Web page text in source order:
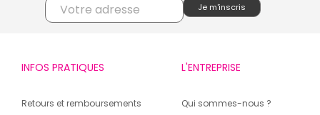
INFOS PRATIQUES
Retours et remboursements
L'ENTREPRISE
Qui sommes-nous ?